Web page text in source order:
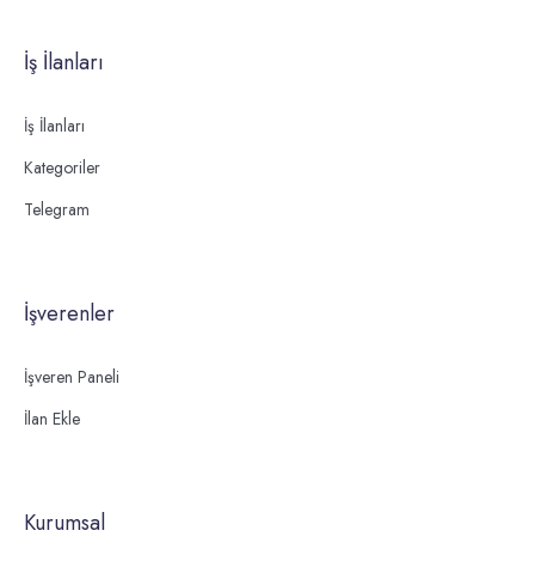
İş İlanları
İş İlanları
Kategoriler
Telegram
İşverenler
İşveren Paneli
İlan Ekle
Kurumsal